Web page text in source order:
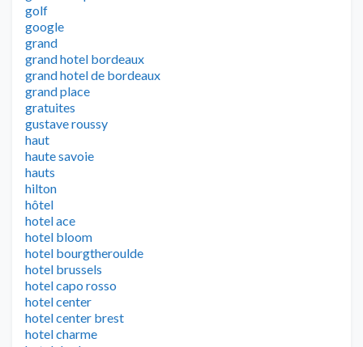
golf
google
grand
grand hotel bordeaux
grand hotel de bordeaux
grand place
gratuites
gustave roussy
haut
haute savoie
hauts
hilton
hôtel
hotel ace
hotel bloom
hotel bourgtheroulde
hotel brussels
hotel capo rosso
hotel center
hotel center brest
hotel charme